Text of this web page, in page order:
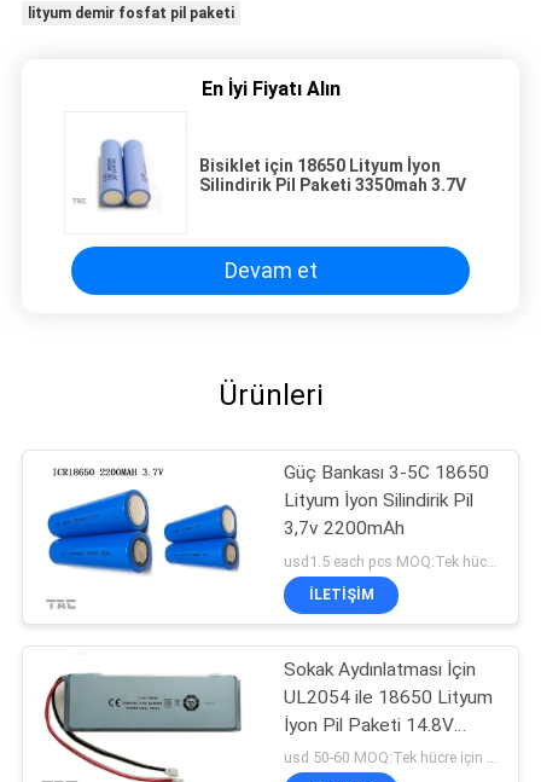
lityum demir fosfat pil paketi
En İyi Fiyatı Alın
Bisiklet için 18650 Lityum İyon
Silindirik Pil Paketi 3350mah 3.7V
Devam et
Ürünleri
Güç Bankası 3-5C 18650
Lityum İyon Silindirik Pil
3,7v 2200mAh
İLETIŞIM
Sokak Aydınlatması İçin
UL2054 ile 18650 Lityum
İyon Pil Paketi 14.8V
5.6ah
usd 50-60 MOQ:Tek hücre için 500 adet, pil paketleri için 50 adet